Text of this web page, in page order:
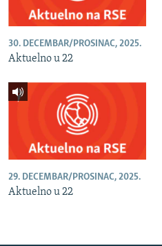
30. DECEMBAR/PROSINAC, 2025.
Aktuelno u 22
29. DECEMBAR/PROSINAC, 2025.
Aktuelno u 22